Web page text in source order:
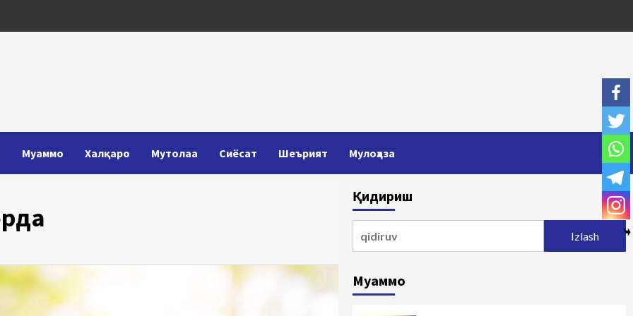
Муаммо Халқаро Мутолаа Сиёсат Шеърият Мулоҳаза
Қидириш
Муаммо